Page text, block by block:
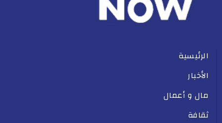
الرئيسية
الأخبار
مال و أعمال
ثقافة